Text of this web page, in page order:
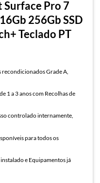
Pro 7
256Gb SSD
Teclado PT
recondicionados Grade A,
1 a 3 anos com Recolhas de
controlado internamente,
para todos os
e Equipamentos já